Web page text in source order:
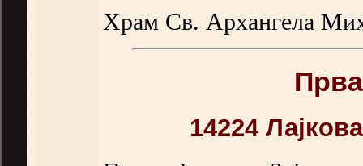
Храм Св. Архангела
14224